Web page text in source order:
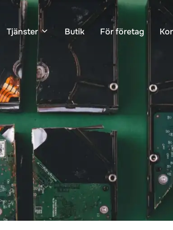
Tjänster Butik För företag